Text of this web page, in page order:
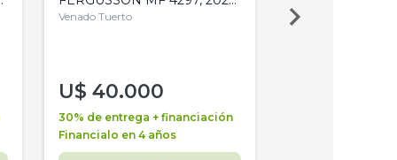
4WD, PATON
Venado Tuerto
U$ 40.000
30% de entrega + financiación
Financialo en 4 años
Venado Tuerto